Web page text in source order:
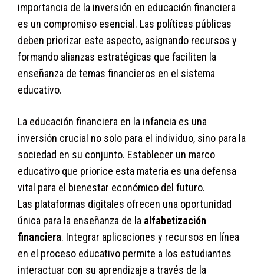
importancia de la inversión en educación financiera
es un compromiso esencial. Las políticas públicas
deben priorizar este aspecto, asignando recursos y
formando alianzas estratégicas que faciliten la
enseñanza de temas financieros en el sistema
educativo.
La educación financiera en la infancia es una
inversión crucial no solo para el individuo, sino para la
sociedad en su conjunto. Establecer un marco
educativo que priorice esta materia es una defensa
vital para el bienestar económico del futuro.
Las plataformas digitales ofrecen una oportunidad
única para la enseñanza de la alfabetización
financiera. Integrar aplicaciones y recursos en línea
en el proceso educativo permite a los estudiantes
interactuar con su aprendizaje a través de la